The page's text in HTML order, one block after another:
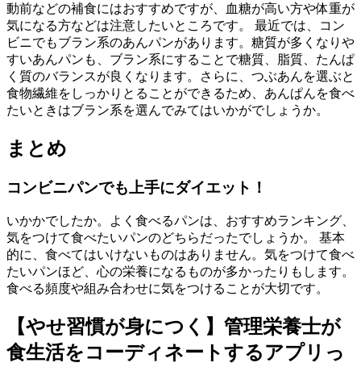
動前などの補食にはおすすめですが、血糖が高い方や体重が
気になる方などは注意したいところです。 最近では、コン
ビニでもブラン系のあんパンがあります。糖質が多くなりや
すいあんパンも、ブラン系にすることで糖質、脂質、たんぱ
く質のバランスが良くなります。さらに、つぶあんを選ぶと
食物繊維をしっかりとることができるため、あんぱんを食べ
たいときはブラン系を選んでみてはいかがでしょうか。
まとめ
コンビニパンでも上手にダイエット！
いかかでしたか。よく食べるパンは、おすすめランキング、
気をつけて食べたいパンのどちらだったでしょうか。 基本
的に、食べてはいけないものはありません。気をつけて食べ
たいパンほど、心の栄養になるものが多かったりもします。
食べる頻度や組み合わせに気をつけることが大切です。
【やせ習慣が身につく】管理栄養士が
食生活をコーディネートするアプリっ